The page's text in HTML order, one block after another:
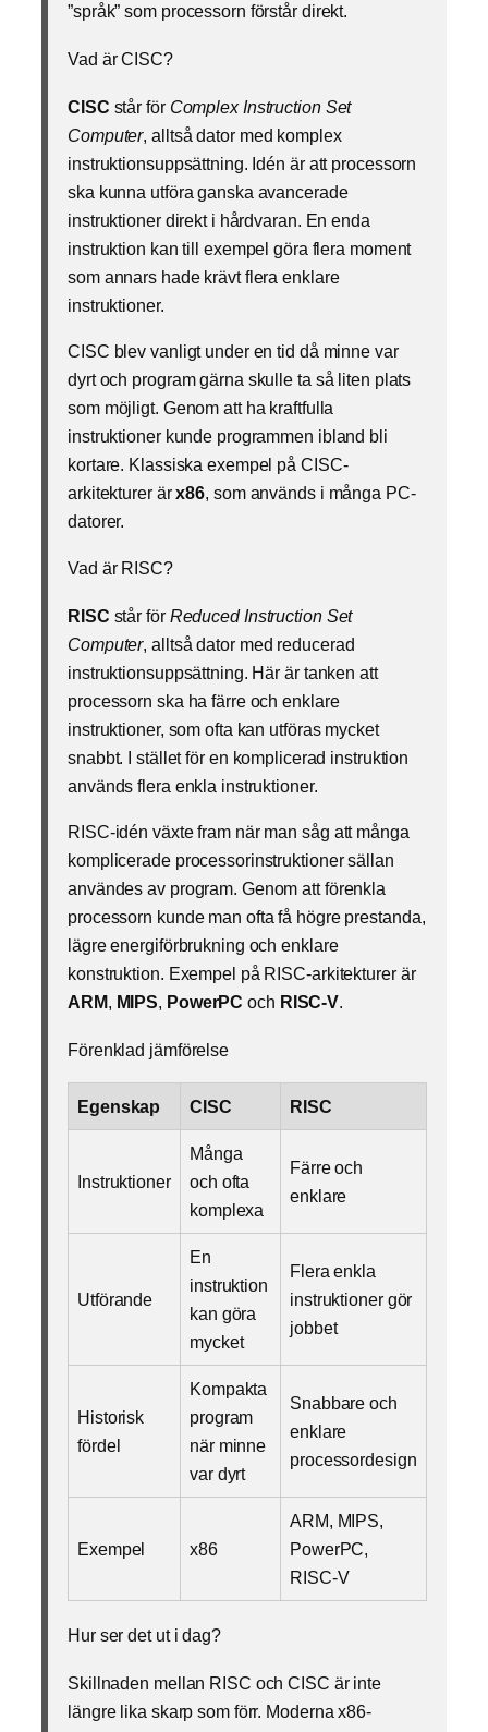
”språk” som processorn förstår direkt.
Vad är CISC?
CISC står för Complex Instruction Set
Computer, alltså dator med komplex
instruktionsuppsättning. Idén är att processorn
ska kunna utföra ganska avancerade
instruktioner direkt i hårdvaran. En enda
instruktion kan till exempel göra flera moment
som annars hade krävt flera enklare
instruktioner.
CISC blev vanligt under en tid då minne var
dyrt och program gärna skulle ta så liten plats
som möjligt. Genom att ha kraftfulla
instruktioner kunde programmen ibland bli
kortare. Klassiska exempel på CISC-
arkitekturer ärx86, som används i många PC-
datorer.
Vad är RISC?
RISC står för Reduced Instruction Set
Computer, alltså dator med reducerad
instruktionsuppsättning. Här är tanken att
processorn ska ha färre och enklare
instruktioner, som ofta kan utföras mycket
snabbt. I stället för en komplicerad instruktion
används flera enkla instruktioner.
RISC-idén växte fram när man såg att många
komplicerade processorinstruktioner sällan
användes av program. Genom att förenkla
processorn kunde man ofta få högre prestanda,
lägre energiförbrukning och enklare
konstruktion. Exempel på RISC-arkitekturer är
ARM, MIPS, PowerPC och RISC-V.
Förenklad jämförelse
Egenskap CISC RISC
Instruktioner
Många
och ofta
komplexa
Färre och
enklare
Utförande
En
instruktion
kan göra
mycket
Flera enkla
instruktioner gör
jobbet
Historisk
fördel
Kompakta
program
när minne
var dyrt
Snabbare och
enklare
processordesign
Exempel x86
ARM, MIPS,
PowerPC,
RISC-V
Hur ser det ut i dag?
Skillnaden mellan RISC och CISC är inte
längre lika skarp som förr. Moderna x86-